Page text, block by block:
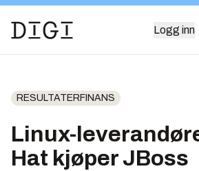
Logg inn
RESULTATERFINANS
Linux-
Hat kjøper JBoss